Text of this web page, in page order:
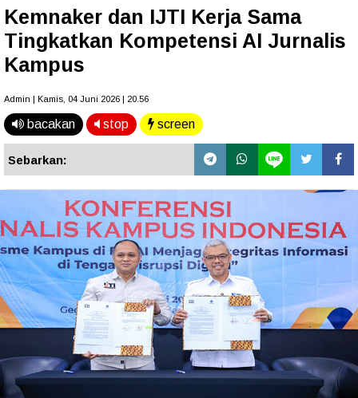
Kemnaker dan IJTI Kerja Sama
Tingkatkan Kompetensi AI Jurnalis
Kampus
Admin | Kamis, 04 Juni 2026 | 20.56
bacakan stop screen
Sebarkan: